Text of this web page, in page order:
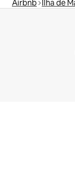
Airbnb Ilha de